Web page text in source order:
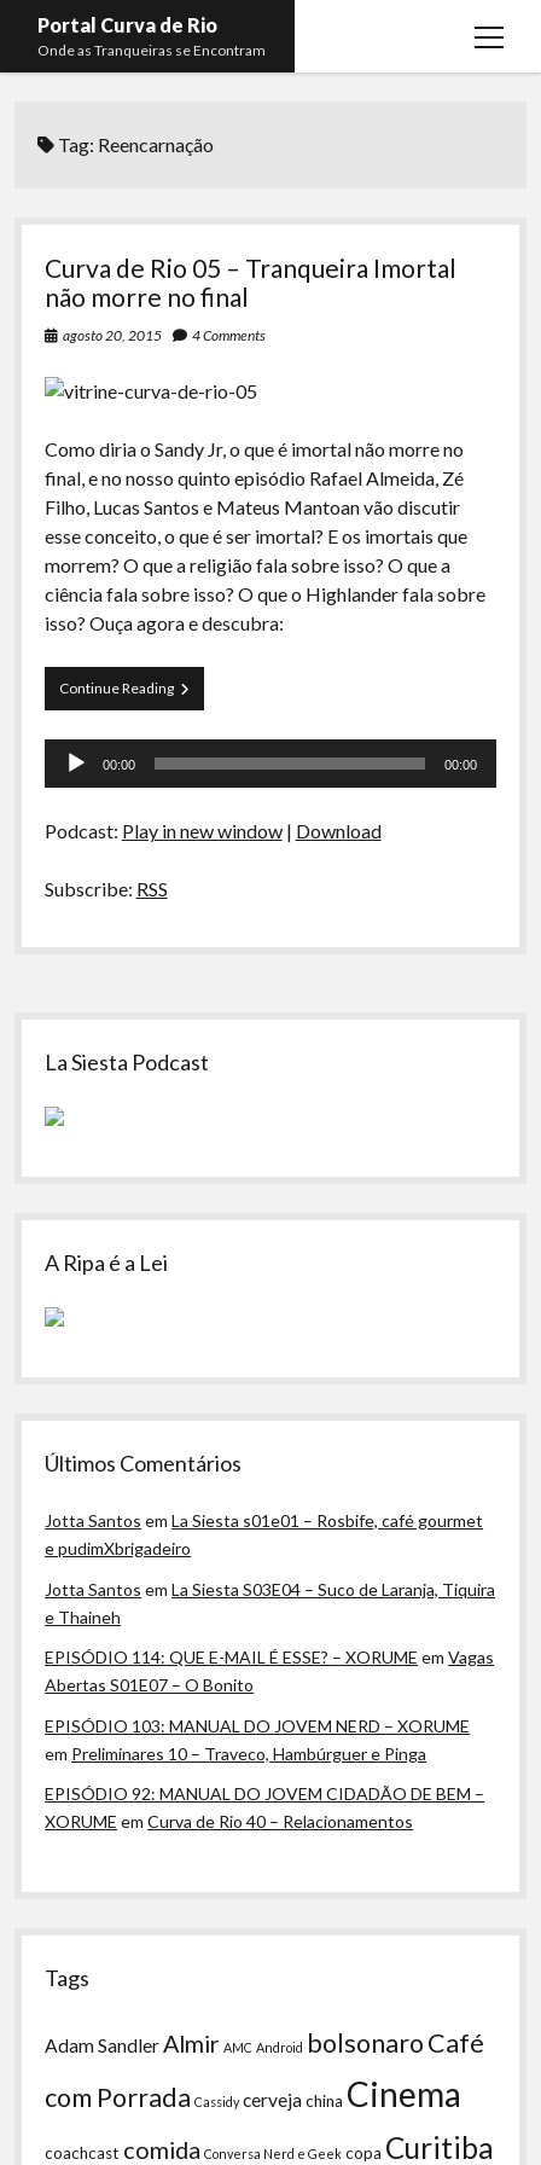
Portal Curva de Rio
Onde as Tranqueiras se Encontram
open
Curva de Rio
Komos
La Siesta Podcast
Arquivo CDR
Papo Tranqueira
A Ripa É a Lei
Especiais
Preliminares
Membros
Lucas Oliveira
Kaique Xavier
Tag: Reencarnação
Curva de Rio 05 – Tranqueira Imortal
não morre no final
agosto 20, 2015 4 Comments
Como diria o Sandy Jr, o que é imortal não morre no
final, e no nosso quinto episódio Rafael Almeida, Zé
Filho, Lucas Santos e Mateus Mantoan vão discutir
esse conceito, o que é ser imortal? E os imortais que
morrem? O que a religião fala sobre isso? O que a
ciência fala sobre isso? O que o Highlander fala sobre
isso? Ouça agora e descubra:
Continue ReadingCurva
de
–
não
Tocador
00:00 00:00
Podcast: Play in new window| Download
Subscribe: RSS
Sidebar
La Siesta Podcast
A Ripa é a Lei
Últimos Comentários
Jotta Santos emLa Siesta s01e01 – Rosbife, café gourmet
e pudimXbrigadeiro
Jotta Santos emLa Siesta S03E04 – Suco de Laranja, Tiquira
e Thaineh
EPISÓDIO 114: QUE E-MAIL É ESSE? – XORUME emVagas
Abertas S01E07 – O Bonito
EPISÓDIO 103: MANUAL DO JOVEM NERD – XORUME
em Preliminares 10 – Traveco, Hambúrguer e Pinga
EPISÓDIO 92: MANUAL DO JOVEM CIDADÃO DE BEM –
XORUME emCurva de Rio 40 – Relacionamentos
Tags
Adam Sandler Almir AMC Android bolsonaroCafé
com Porrada Cassidy cervejachina Cinema
coachcast comida Conversa Nerd e Geek copa Curitiba